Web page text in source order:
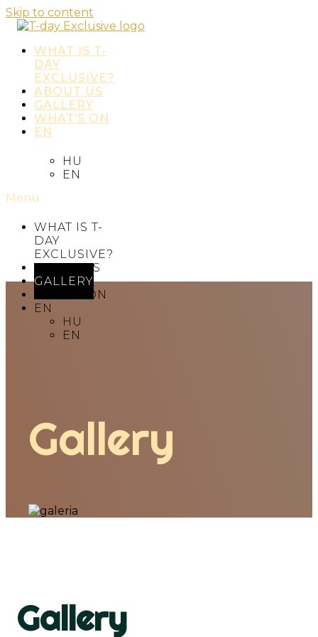
Skip to content
WHAT IS T-
DAY
EXCLUSIVE?
ABOUT US
GALLERY
WHAT’S ON
EN
HU
EN
Menu
WHAT IS T-
DAY
EXCLUSIVE?
ABOUT US
GALLERY
WHAT’S ON
EN
HU
EN
Gallery
Gallery